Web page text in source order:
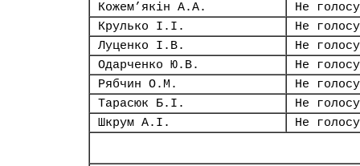
Кожем’якін А.А.
Не
Крулько І.І.
Не
Луценко І.В.
Не
Одарченко Ю.В.
Не
Рябчин О.М.
Не
Тарасюк Б.І.
Не
Шкрум А.І.
Не